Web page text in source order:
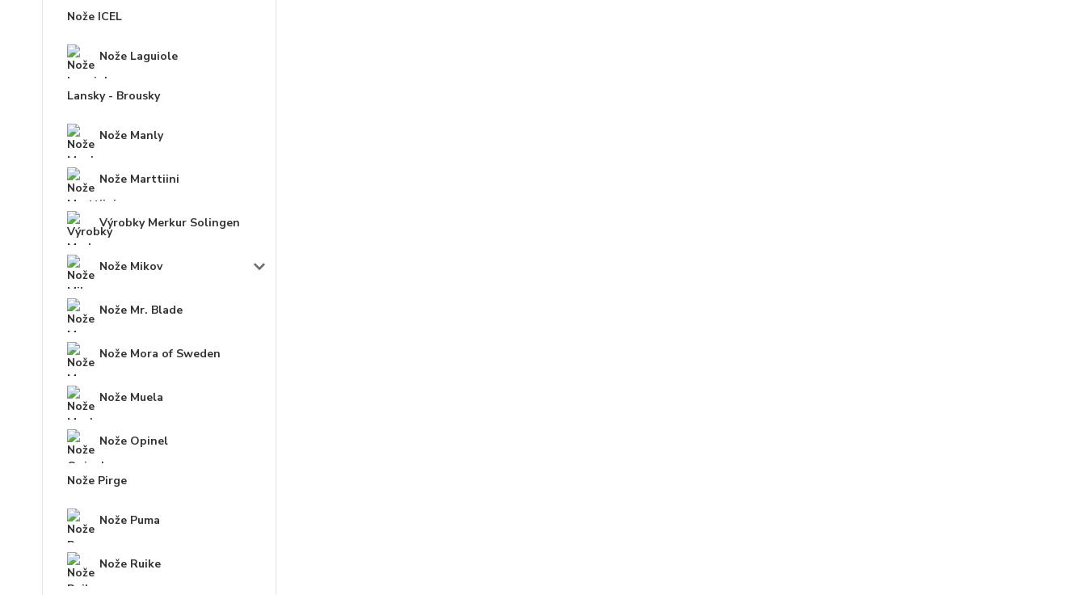
Nože ICEL
Nože Laguiole
Lansky - Brousky
Nože Manly
Nože Marttiini
Výrobky Merkur Solingen
Nože Mikov
Nože Mr. Blade
Nože Mora of Sweden
Nože Muela
Nože Opinel
Nože Pirge
Nože Puma
Nože Ruike